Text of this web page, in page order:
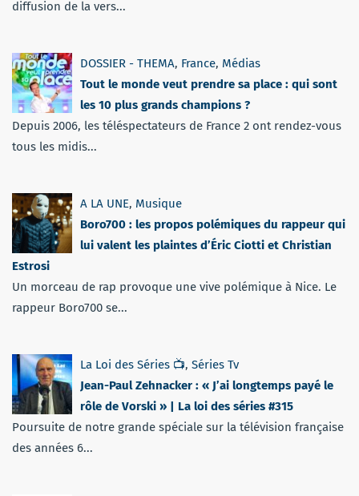
diffusion de la vers...
DOSSIER - THEMA, France, Médias
Tout le monde veut prendre sa place : qui sont
les 10 plus grands champions ?
Depuis 2006, les téléspectateurs de France 2 ont rendez-vous
tous les midis...
A LA UNE, Musique
Boro700 : les propos polémiques du rappeur qui
lui valent les plaintes d’Éric Ciotti et Christian
Estrosi
Un morceau de rap provoque une vive polémique à Nice. Le
rappeur Boro700 se...
La Loi des Séries 📺, Séries Tv
Jean-Paul Zehnacker : « J’ai longtemps payé le
rôle de Vorski » | La loi des séries #315
Poursuite de notre grande spéciale sur la télévision française
des années 6...